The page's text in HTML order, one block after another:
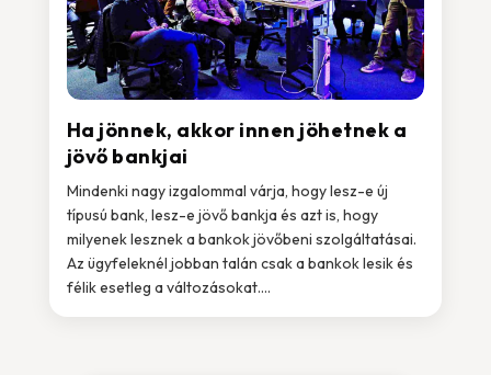
Ha jönnek, akkor innen jöhetnek a
jövő bankjai
Mindenki nagy izgalommal várja, hogy lesz-e új
típusú bank, lesz-e jövő bankja és azt is, hogy
milyenek lesznek a bankok jövőbeni szolgáltatásai.
Az ügyfeleknél jobban talán csak a bankok lesik és
félik esetleg a változásokat....